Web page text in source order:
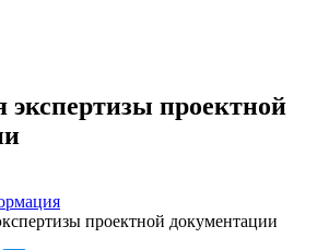
экспертизы проектной
проектной документации